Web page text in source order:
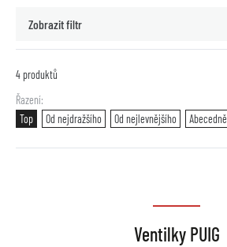
Zobrazit filtr
4 produktů
Řazení
Top
Od nejdražšího Od nejlevnějšího Abecedně
Ventilky PUIG